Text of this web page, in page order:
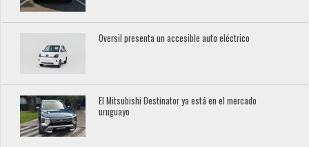
Oversil presenta un accesible auto eléctrico
El Mitsubishi Destinator ya está en el mercado
uruguayo